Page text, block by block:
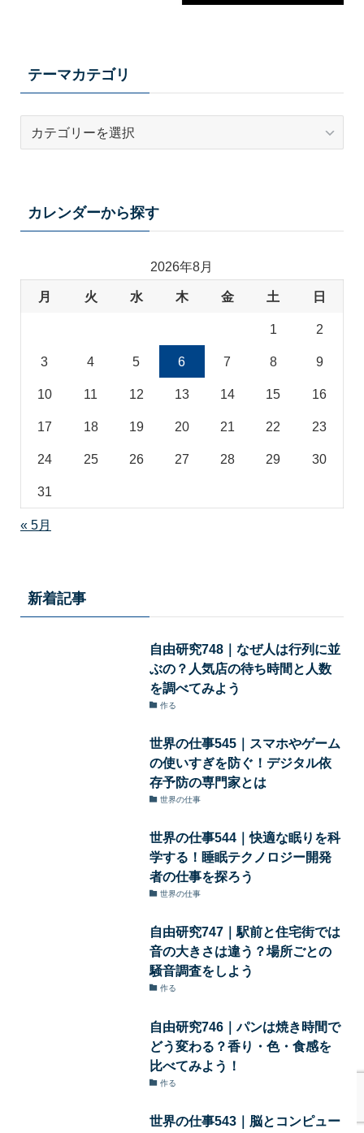
テーマカテゴリ
カレンダーから探す
2026年8月
月 火 水 木 金 土 日
1 2
3 4 5 6 7 8 9
10 11 12 13 14 15 16
17 18 19 20 21 22 23
24 25 26 27 28 29 30
31
« 5月
新着記事
自由研究748｜なぜ人は行列に並
ぶの？人気店の待ち時間と人数
を調べてみよう
作る
世界の仕事545｜スマホやゲーム
の使いすぎを防ぐ！デジタル依
存予防の専門家とは
世界の仕事
世界の仕事544｜快適な眠りを科
学する！睡眠テクノロジー開発
者の仕事を探ろう
世界の仕事
自由研究747｜駅前と住宅街では
音の大きさは違う？場所ごとの
騒音調査をしよう
作る
自由研究746｜パンは焼き時間で
どう変わる？香り・色・食感を
比べてみよう！
作る
世界の仕事543｜脳とコンピュー